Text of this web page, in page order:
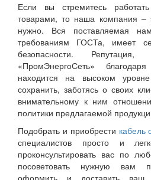
Если вы стремитесь
товарами, то наша компания –
нужно. Вся поставляемая
требованиям ГОСТа, имеет
безопасности. Репутация,
«ПромЭнергоСеть»
находится на высоком
сохранить, заботясь о своих
внимательному к ним
политики предлагаемой
Подобрать и приобрести кабель
специалистов просто и
проконсультировать вас по
посоветовать нужную вам